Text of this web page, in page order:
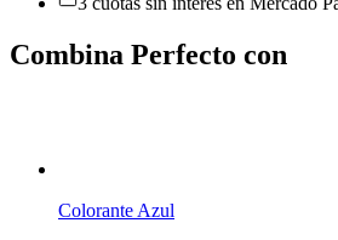
Combina Perfecto con
Colorante Azul